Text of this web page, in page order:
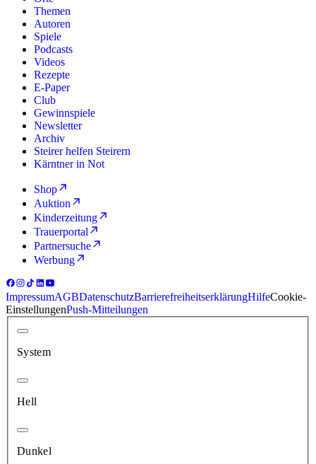
Themen
Autoren
Spiele
Podcasts
Videos
Rezepte
E-Paper
Club
Gewinnspiele
Newsletter
Archiv
Steirer helfen Steirern
Kärntner in Not
Shop
Auktion
Kinderzeitung
Trauerportal
Partnersuche
Werbung
ImpressumAGBDatenschutzBarrierefreiheitserklärungHilfeCookie-
EinstellungenPush-Mitteilungen
System
Hell
Dunkel